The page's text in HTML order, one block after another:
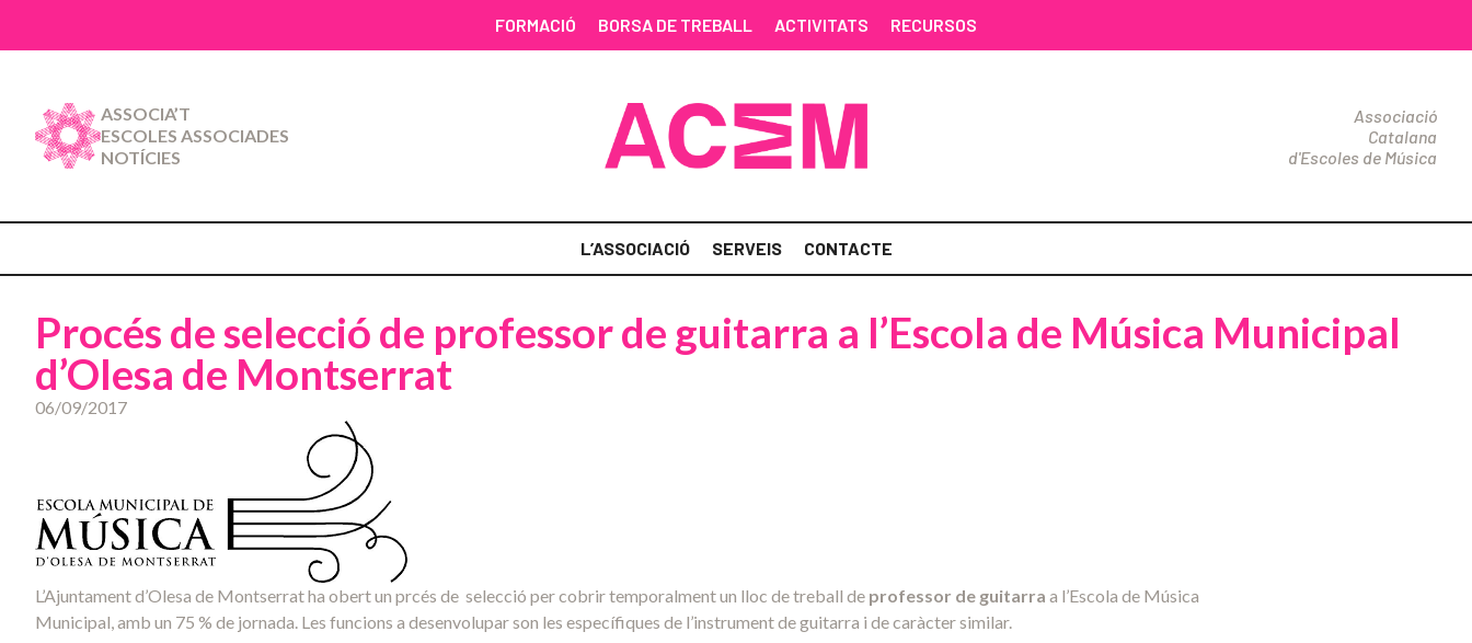
FORMACIÓ BORSA DE TREBALL ACTIVITATS RECURSOS
ASSOCIA’T
ESCOLES ASSOCIADES
NOTÍCIES
Associació
Catalana
d'Escoles de Música
L’ASSOCIACIÓ SERVEIS CONTACTE
Procés de selecció de professor de guitarra a l’Escola de Música Municipal
d’Olesa de Montserrat
06/09/2017
L’Ajuntament d’Olesa de Montserrat ha obert un prcés de selecció per cobrir temporalment un lloc de treball de professor de guitarra a l’Escola de Música
Municipal, amb un 75 % de jornada. Les funcions a desenvolupar son les específiques de l’instrument de guitarra i de caràcter similar.